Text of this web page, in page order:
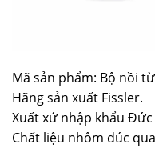
Mã sản phẩm: Bộ nồi từ
Hãng sản xuất Fissler.
Xuất xứ nhập khẩu
Chất liệu nhôm đúc